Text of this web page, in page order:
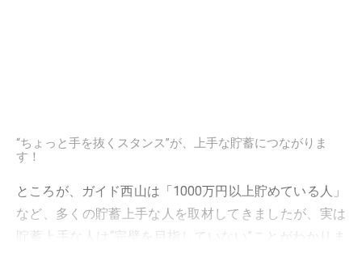
“ちょっと手を抜くスタンス”が、上手な貯蓄につながりま
す！
ところが、ガイド西山は「1000万円以上貯めている人」
など、多くの貯蓄上手な人を取材してきましたが、実は
貯蓄上手な人は“完璧を目指していない”ことがわかりま